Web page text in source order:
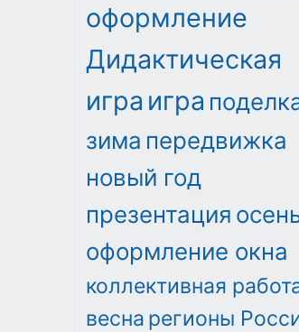
оформление
Дидактическая
игра игра
зима передвижка
новый год
презентация
оформление окна
коллективная
весна регионы